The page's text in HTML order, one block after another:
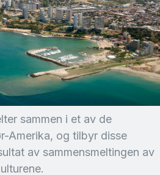
sammen i et av de
Amerika, og tilbyr disse
av sammensmeltingen av